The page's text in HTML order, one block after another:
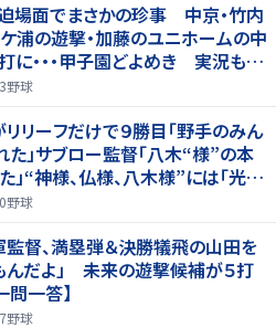
場面でまさかの珍事 中京・竹内
浦の遊撃・加藤のユニホームの中
に・・・甲子園どよめき 実況も驚
野球
リリーフだけで９勝目「野手のみん
た」サブロー監督「八木“様”の本
」“神様、仏様、八木様”には「光栄
野球
監督、満塁弾＆決勝犠飛の山田を
んだよ」 未来の遊撃候補が５打
問一答】
野球